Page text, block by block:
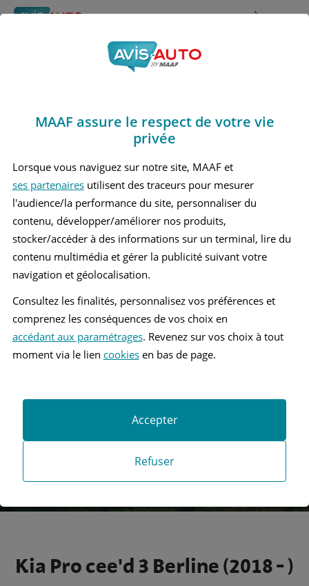
Rechercher À propos
Obtenir un devis d'assurance auto MAAF
Avis Kia Pro cee'd 3
Berline (2018 - )
Recherche d'un véhicule
Comparer deux véhicules
Recherche
Recherche avancée
Kia Pro cee'd 3 Berline (2018 - )
MAAF assure le respect de votre vie
privée
Lorsque vous naviguez sur notre site, MAAF et
ses partenairesutilisent des traceurs pour mesurer
l'audience/la performance du site, personnaliser du
contenu, développer/améliorer nos produits,
stocker/accéder à des informations sur un terminal, lire du
contenu multimédia et gérer la publicité suivant votre
navigation et géolocalisation.
Consultez les finalités, personnalisez vos préférences et
comprenez les conséquences de vos choix en
accédant aux paramétrages. Revenez sur vos choix à tout
moment via le lien cookiesen bas de page.
Refuser
Accepter